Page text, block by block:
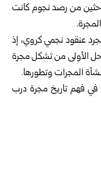
من رصد نجوم كانت
“تيرزان-5” أكثر من مجرد عنقود نجمي كروي، إذ
الأولى من تشكل مجرة
المجرات وتطورها.
في فهم تاريخ مجرة درب